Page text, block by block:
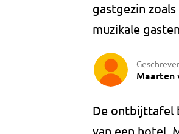
gastgezin
muzikale
Maarten
De ontbijttafel
van een hotel.